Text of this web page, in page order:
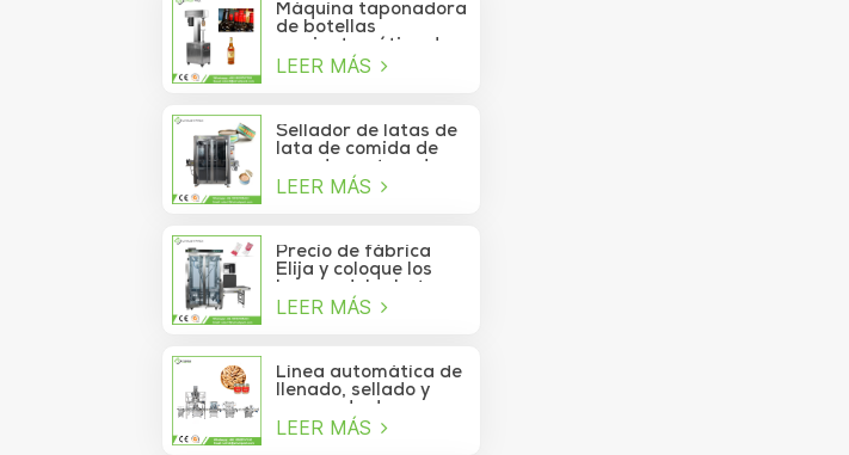
Máquina taponadora
de botellas
semiautomática de
750 ml para botellas
LEER MÁS
Sellador de latas de
lata de comida de
mar de contenedor
de vacío de sardina
LEER MÁS
Precio de fábrica
Elija y coloque los
Delta para la bolsita
LEER MÁS
Línea automática de
llenado, sellado y
envasado de
alimentos para
LEER MÁS